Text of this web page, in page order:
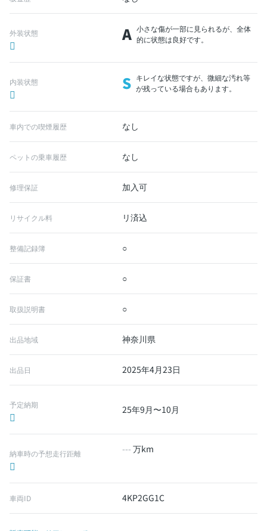
外装状態 A 小さな傷が一部に見られるが、全体
的に状態は良好です。
内装状態 S キレイな状態ですが、微細な汚れ等
が残っている場合もあります。
車内での喫煙履歴 なし
ペットの乗車履歴 なし
修理保証 加入可
リサイクル料 リ済込
整備記録簿 ○
保証書 ○
取扱説明書 ○
出品地域 神奈川県
出品日 2025年4月23日
予定納期 25年9月〜10月
納車時の予想走行距離 --- 万km
車両ID 4KP2GG1C